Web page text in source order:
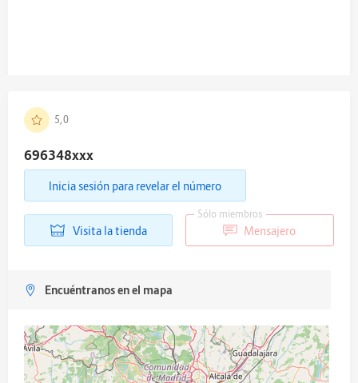
5,0
696348xxx
Inicia sesión para revelar el número
Visita la tienda
Sólo miembros
Mensajero
Encuéntranos en el mapa